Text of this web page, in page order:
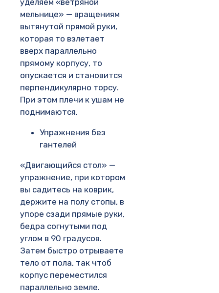
мельнице» — вращениям
вытянутой прямой руки,
которая то взлетает
вверх параллельно
прямому корпусу, то
опускается и становится
перпендикулярно торсу.
При этом плечи к ушам не
поднимаются.
Упражнения без
гантелей
«Двигающийся стол» —
упражнение, при котором
вы садитесь на коврик,
держите на полу стопы, в
упоре сзади прямые руки,
бедра согнутыми под
углом в 90 градусов.
Затем быстро отрываете
тело от пола, так чтоб
корпус переместился
параллельно земле.